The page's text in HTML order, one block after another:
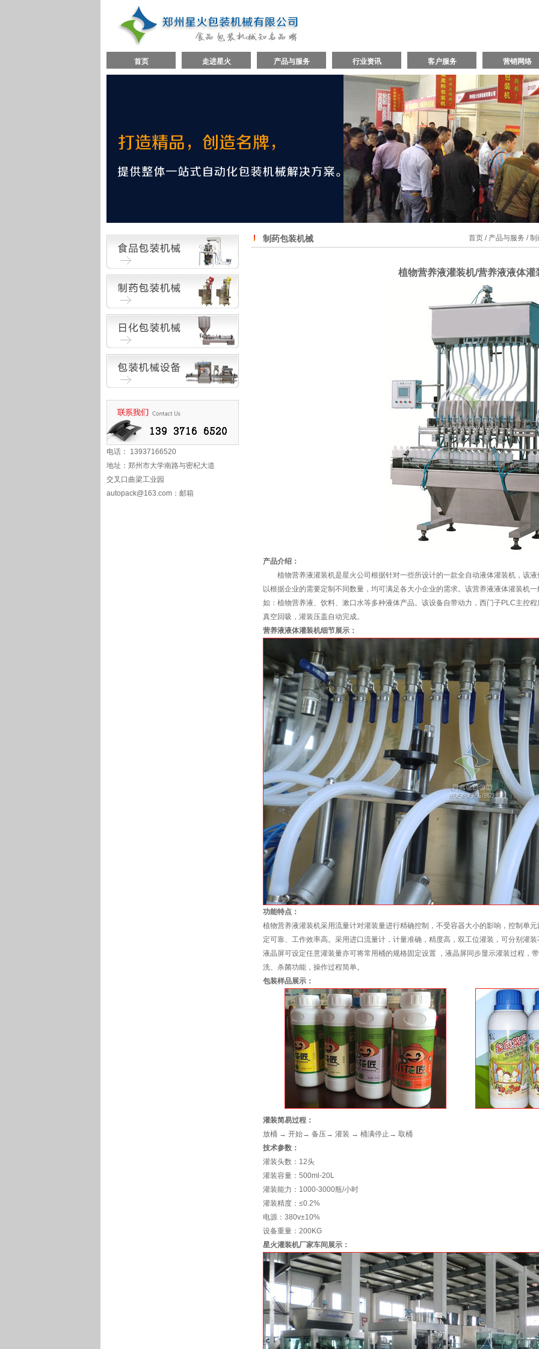
首页 走进星火 产品与服务 行业资讯 客户服务 营销网络
电话： 13937166520
地址：郑州市大学南路与密杞大道
交叉口曲梁工业园
autopack@163.com ：邮箱
制药包装机械 首页 / 产品与服务 /制
植物营养液灌装机/营养液液体灌
产品介绍：
植物营养液灌装机是星火公司根据针对一些所设计的一款全自动液体灌装机，该液
以根据企业的需要定制不同数量，均可满足各大小企业的需求。该营养液液体灌装机
如：植物营养液、饮料、漱口水等多种液体产品。该设备自带动力，西门子PLC主控
真空回吸，灌装压盖自动完成。
营养液液体灌装机细节展示：
功能特点：
植物营养液灌装机采用流量计对灌装量进行精确控制，不受容器大小的影响，控制单
定可靠、工作效率高。采用进口流量计，计量准确，精度高，双工位灌装，可分别灌
液晶屏可设定任意灌装量亦可将常用桶的规格固定设置 ，液晶屏同步显示灌装过程，
洗、杀菌功能，操作过程简单。
包装样品展示：
灌装简易过程：
放桶 → 开始→ 备压→ 灌装 → 桶满停止→ 取桶
技术参数：
灌装头数：12头
灌装容量：500ml-20L
灌装能力：1000-3000瓶/小时
灌装精度：≤0.2%
电源：380v±10%
设备重量：200KG
星火灌装机厂家车间展示：